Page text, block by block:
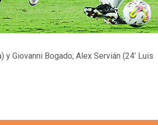
y Giovanni Bogado; Alex Servián (24’ Luis